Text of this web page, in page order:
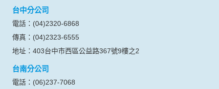
台中分公司
電話：(04)2320-6868
傳真：(04)2323-6555
地址：403台中市西區公益路367號9樓之2
台南分公司
電話：(06)237-7068